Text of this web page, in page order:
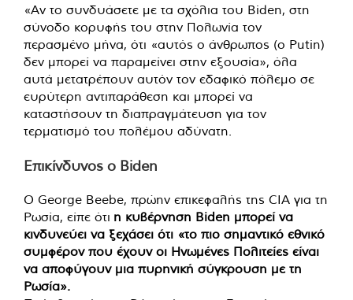
«Αν το συνδυάσετε με τα σχόλια του Biden, στη
σύνοδο κορυφής του στην Πολωνία τον
περασμένο μήνα, ότι «αυτός ο άνθρωπος (ο Putin)
δεν μπορεί να παραμείνει στην εξουσία», όλα
αυτά μετατρέπουν αυτόν τον εδαφικό πόλεμο σε
ευρύτερη αντιπαράθεση και μπορεί να
καταστήσουν τη διαπραγμάτευση για τον
τερματισμό του πολέμου αδύνατη.
Επικίνδυνος ο Biden
Ο George Beebe, πρώην επικεφαλής της CIA για τη
Ρωσία, είπε ότι η κυβέρνηση Biden μπορεί να
κινδυνεύει να ξεχάσει ότι «το πιο σημαντικό εθνικό
συμφέρον που έχουν οι Ηνωμένες Πολιτείες είναι
να αποφύγουν μια πυρηνική σύγκρουση με τη
Ρωσία».